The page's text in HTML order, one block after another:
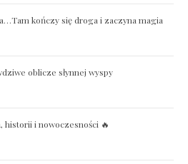
kończy się droga i zaczyna magia
oblicze słynnej wyspy
historii i nowoczesności 🔥